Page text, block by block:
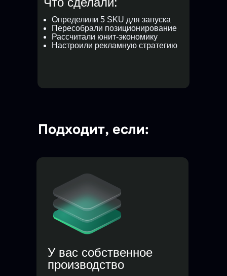
Определили 5 SKU для запуска
Пересобрали позиционирование
Рассчитали юнит-экономику
Настроили рекламную стратегию
У вас собственное
производство
Подходит, если: